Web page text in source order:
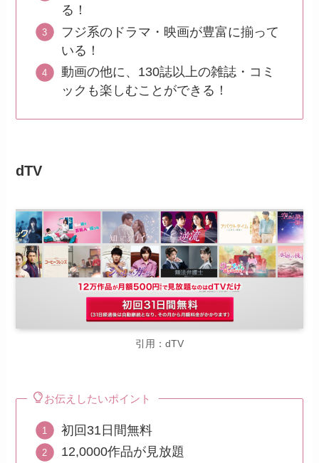
る！
フジ系のドラマ・映画が豊富に揃って
いる！
動画の他に、130誌以上の雑誌・コミ
ックも楽しむことができる！
dTV
引用：dTV
お伝えしたいポイント
初回31日間無料
12,0000作品が見放題